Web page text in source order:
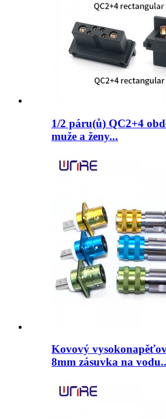
1/2 páru(ů) QC2+4
muže a ženy...
Kovový
8mm zásuvka na